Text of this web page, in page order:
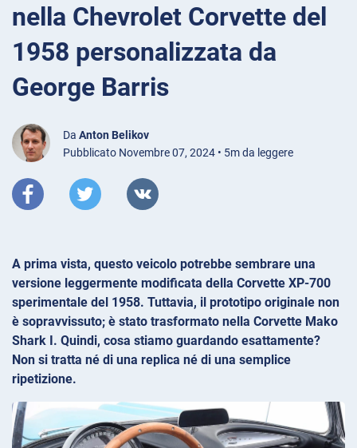
nella Chevrolet Corvette del
1958 personalizzata da
George Barris
Da Anton Belikov
Pubblicato Novembre 07, 2024 • 5m da leggere
A prima vista, questo veicolo potrebbe sembrare una
versione leggermente modificata della Corvette XP-700
sperimentale del 1958. Tuttavia, il prototipo originale non
è sopravvissuto; è stato trasformato nella Corvette Mako
Shark I. Quindi, cosa stiamo guardando esattamente?
Non si tratta né di una replica né di una semplice
ripetizione.